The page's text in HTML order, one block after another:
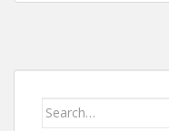
Search